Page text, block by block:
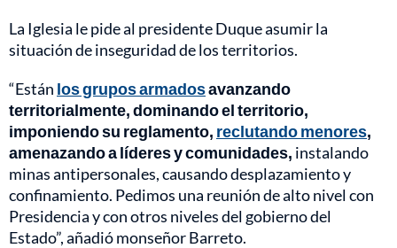
La Iglesia le pide al presidente Duque asumir la
situación de inseguridad de los territorios.
“Están los grupos armadosavanzando
territorialmente, dominando el territorio,
imponiendo su reglamento, reclutando menores,
amenazando a líderes y comunidades, instalando
minas antipersonales, causando desplazamiento y
confinamiento. Pedimos una reunión de alto nivel con
Presidencia y con otros niveles del gobierno del
Estado”, añadió monseñor Barreto.